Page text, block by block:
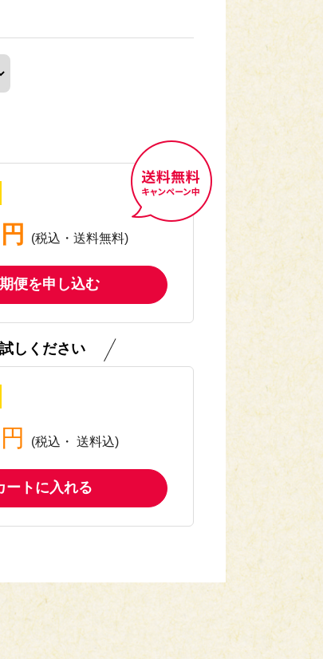
卵・かに
卵・えび
卵・かに
送料無料キャンペーン中
円 (税込・送料無料)
便を申し込む
しください
円 (税込 ・ 送料込)
ートに入れる